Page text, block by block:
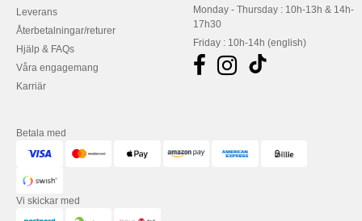
Leverans
Återbetalningar/returer
Hjälp & FAQs
Våra engagemang
Karriär
Monday - Thursday : 10h-13h & 14h-
17h30
Friday : 10h-14h (english)
Betala med
Vi skickar med